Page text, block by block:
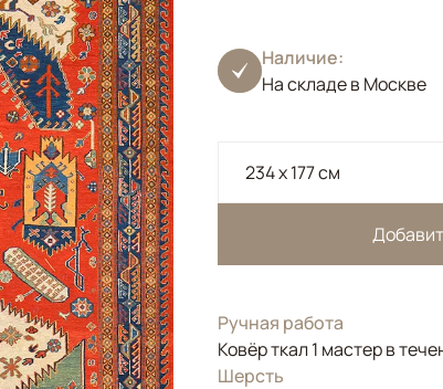
Наличие:
На складе в Москве
234 x 177 см
Ручная работа
Ковёр ткал 1 мастер в
Шерсть